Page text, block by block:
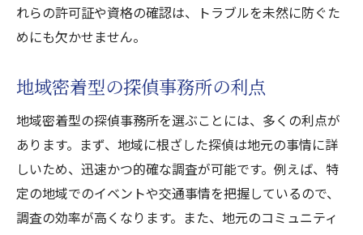
格安料金のリスクと注意点
長期的な信頼を築くための費用対効果
福井県で信頼出来る探偵浮気調査選びのポイン
トと料金の全貌
探偵選びで失敗しないためのポイント
料金の透明性を確認する方法
浮気調査の成功率を左右する要因
費用に見合った調査結果を得るために
れらの許可証や資格の確認は、トラブルを未然に防ぐた
めにも欠かせません。
地域密着型の探偵事務所の利点
地域密着型の探偵事務所を選ぶことには、多くの利点が
あります。まず、地域に根ざした探偵は地元の事情に詳
しいため、迅速かつ的確な調査が可能です。例えば、特
定の地域でのイベントや交通事情を把握しているので、
調査の効率が高くなります。また、地元のコミュニティ